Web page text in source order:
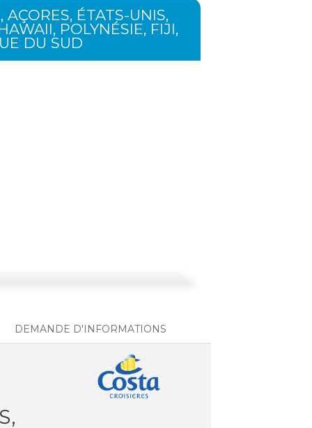
ÉTATS-UNIS,
POLYNÉSIE, FIJI,
DU SUD
DEMANDE D'INFORMATIONS